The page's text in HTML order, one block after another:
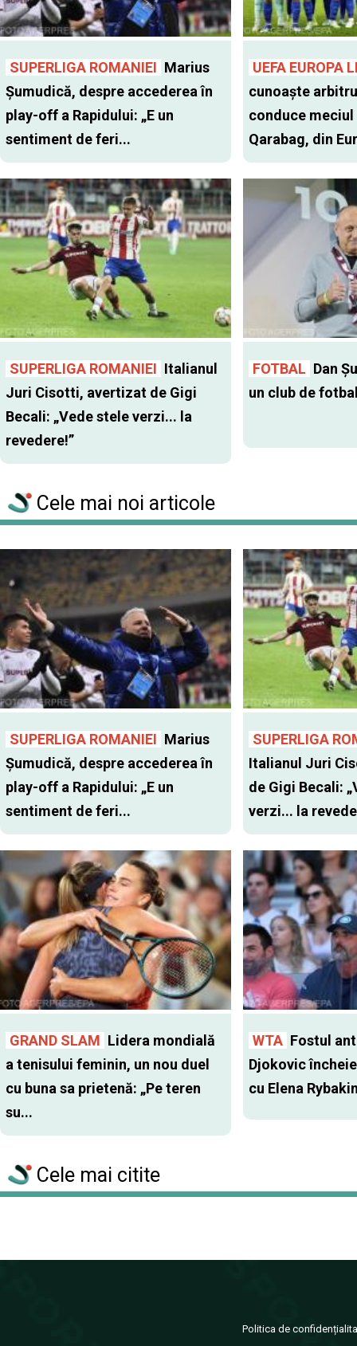
SUPERLIGA ROMANIEI Marius
Șumudică, despre accederea în
play-off a Rapidului: „E un
sentiment de feri...
UEFA EUROPA
cunoaște
conduce meciul
Qarabag, din
SUPERLIGA ROMANIEI Italianul
Juri Cisotti, avertizat de Gigi
Becali: „Vede stele verzi... la
revedere!”
FOTBAL Dan
un club de
Cele mai noi articole
SUPERLIGA ROMANIEI Marius
Șumudică, despre accederea în
play-off a Rapidului: „E un
sentiment de feri...
SUPERLIGA
Italianul Juri
de Gigi Becali:
verzi... la
GRAND SLAM Lidera mondială
a tenisului feminin, un nou duel
cu buna sa prietenă: „Pe teren
su...
WTA Fostul
Djokovic
cu Elena
Cele mai citite
Politica de